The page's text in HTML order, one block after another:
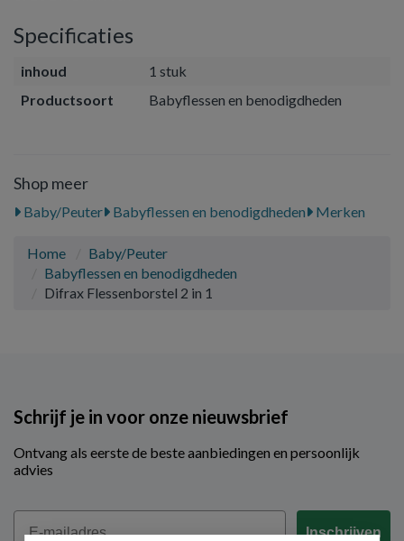
Specificaties
inhoud
1 stuk
Productsoort
Babyflessen en benodigdheden
Shop meer
Baby/Peuter Babyflessen en benodigdheden Merken
Home
Baby/Peuter
Babyflessen en benodigdheden
Difrax Flessenborstel 2 in 1
Schrijf je in voor onze nieuwsbrief
Ontvang als eerste de beste aanbiedingen en persoonlijk
advies
Email
Inschrijven